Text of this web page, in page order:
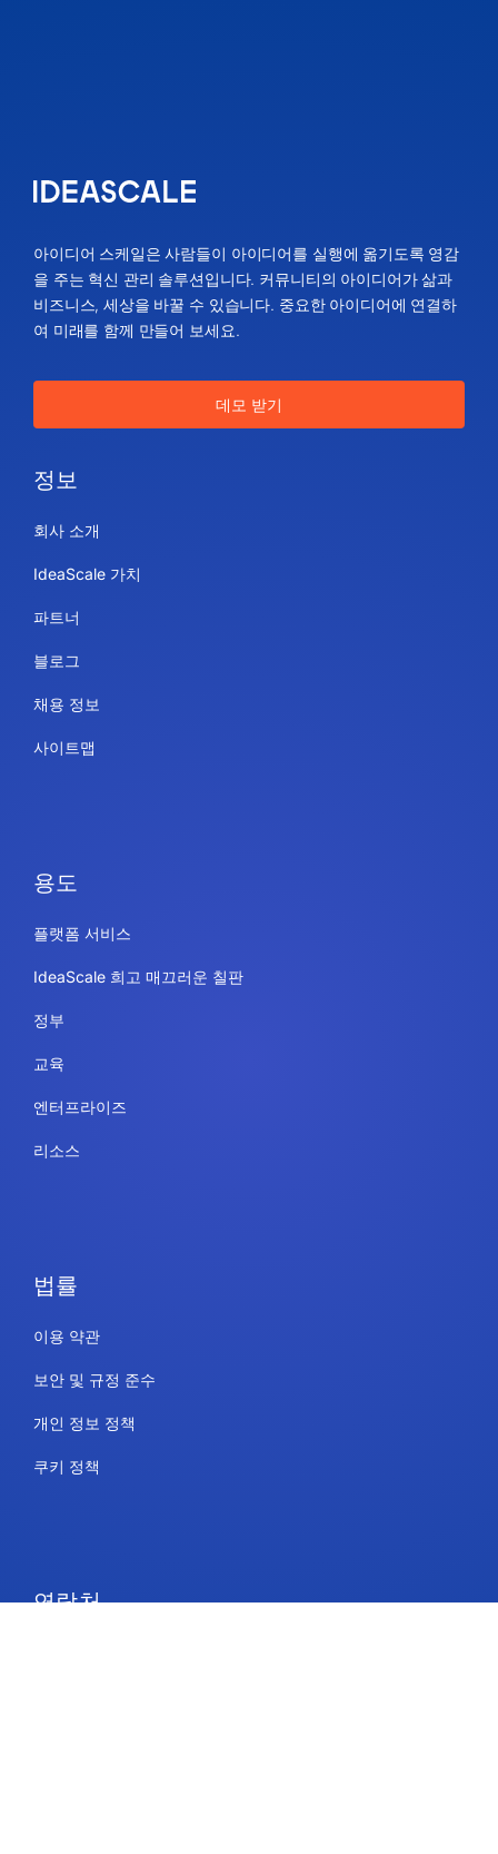
아이디어 스케일은 사람들이 아이디어를 실행에 옮기도록 영감
을 주는 혁신 관리 솔루션입니다. 커뮤니티의 아이디어가 삶과
비즈니스, 세상을 바꿀 수 있습니다. 중요한 아이디어에 연결하
여 미래를 함께 만들어 보세요.
데모 받기
정보
회사 소개
IdeaScale 가치
파트너
블로그
채용 정보
사이트맵
용도
플랫폼 서비스
IdeaScale 희고 매끄러운 칠판
정부
교육
엔터프라이즈
리소스
법률
이용 약관
보안 및 규정 준수
개인 정보 정책
쿠키 정책
연락처